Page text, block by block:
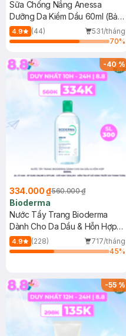
Sữa Chống Nắng Anessa
Dưỡng Da Kiềm Dầu 60ml (Bản
Mới)
4.9 (44)
531/tháng
70%
-40%
334.000 ₫560.000 ₫
Bioderma
Nước Tẩy Trang Bioderma
Dành Cho Da Dầu & Hỗn Hợp
500ml
4.9 (228)
717/tháng
45%
-55%